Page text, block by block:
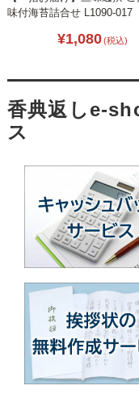
味付海苔詰合せ L1090-017
¥1,080(税込)
香典返しe-
ス